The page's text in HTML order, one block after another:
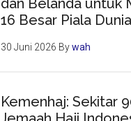
dan Belanda untuk
16 Besar Piala
30 Juni 2026 Bywah
Kemenhaj: Sekitar